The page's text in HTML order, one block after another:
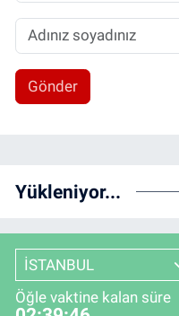
Gönder
Yükleniyor...
İSTANBUL
Öğle vaktine kalan süre